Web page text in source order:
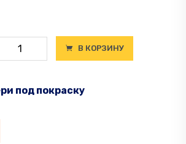
В КОРЗИНУ
под покраску